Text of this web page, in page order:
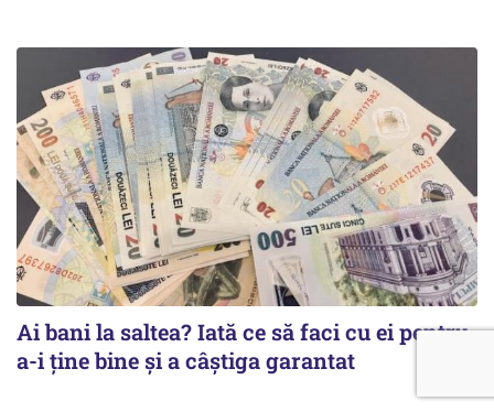
Ai bani la saltea? Iată ce să faci cu ei pentru
a-i ține bine și a câștiga garantat